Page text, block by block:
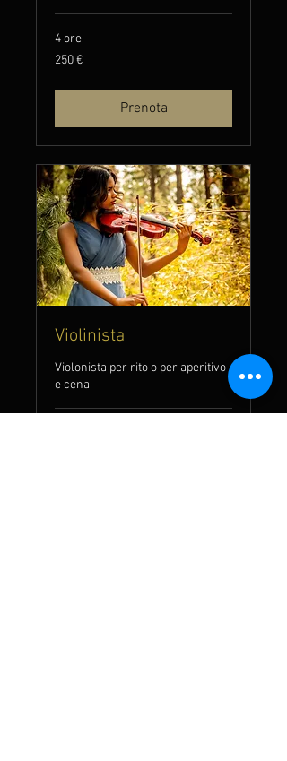
4 ore
250
euro
250 €
Prenota
Violinista
Violonista per rito o per aperitivo
e cena